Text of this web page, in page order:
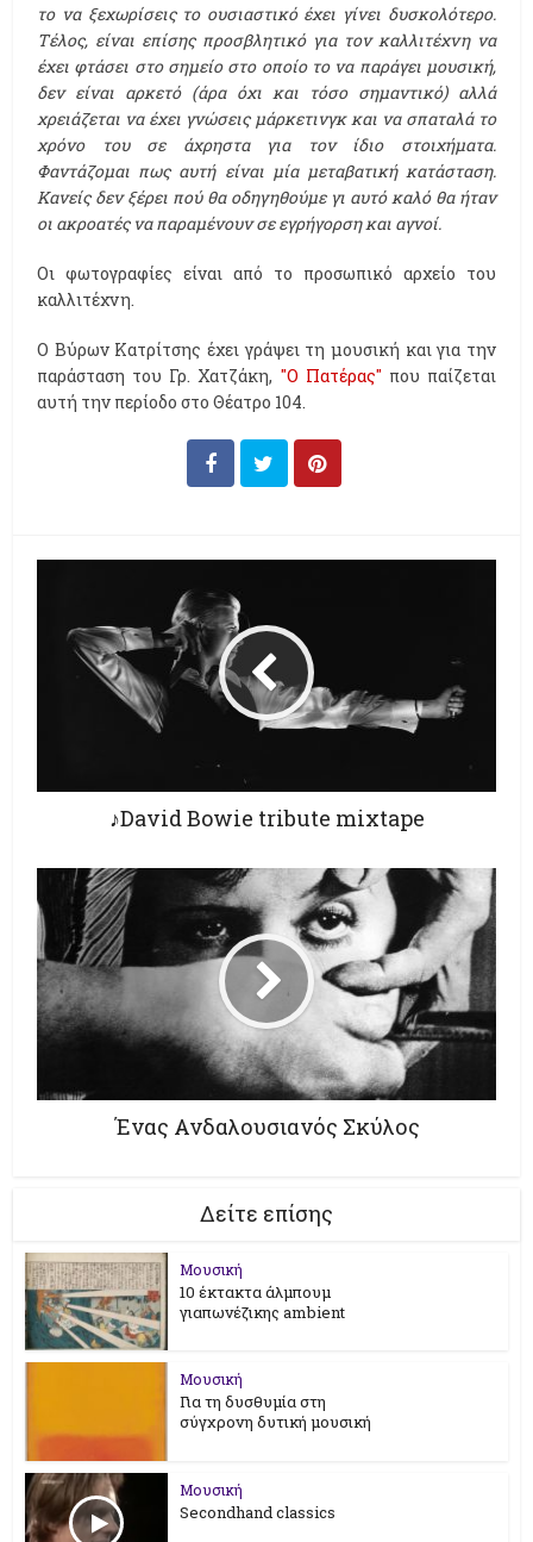
το να ξεχωρίσεις το ουσιαστικό έχει γίνει δυσκολότερο.
Τέλος, είναι επίσης προσβλητικό για τον καλλιτέχνη να
έχει φτάσει στο σημείο στο οποίο το να παράγει μουσική,
δεν είναι αρκετό (άρα όχι και τόσο σημαντικό) αλλά
χρειάζεται να έχει γνώσεις μάρκετινγκ και να σπαταλά το
χρόνο του σε άχρηστα για τον ίδιο στοιχήματα.
Φαντάζομαι πως αυτή είναι μία μεταβατική κατάσταση.
Κανείς δεν ξέρει πού θα οδηγηθούμε γι αυτό καλό θα ήταν
οι ακροατές να παραμένουν σε εγρήγορση και αγνοί.
Οι φωτογραφίες είναι από το προσωπικό αρχείο του
καλλιτέχνη.
Ο Βύρων Κατρίτσης έχει γράψει τη μουσική και για την
παράσταση του Γρ. Χατζάκη, "Ο Πατέρας" που παίζεται
αυτή την περίοδο στο Θέατρο 104.
♪David Bowie tribute mixtape
Ένας Ανδαλουσιανός Σκύλος
Δείτε επίσης
Μουσική
10 έκτακτα άλμπουμ
γιαπωνέζικης ambient
Μουσική
Για τη δυσθυμία στη
σύγχρονη δυτική μουσική
Μουσική
Secondhand classics